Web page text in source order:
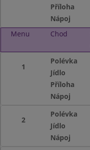
Příloha
Nápoj
Menu
Chod
1
Polévka
Jídlo
Příloha
Nápoj
2
Polévka
Jídlo
Nápoj